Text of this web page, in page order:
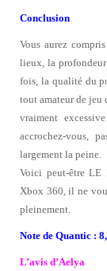
Conclusion
Vous aurez
lieux, la
fois, la qualité du
tout amateur de jeu
vraiment
accrochez-vous,
largement la peine.
Voici peut-être LE
Xbox 360, il ne
pleinement.
Note de Quantic :
L’avis d’Aelya